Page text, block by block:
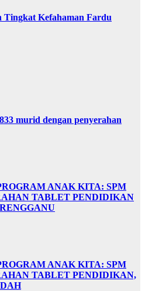
Tingkat Kefahaman Fardu
murid dengan penyerahan
ANAK KITA: SPM
TABLET PENDIDIKAN
ANAK KITA: SPM
TABLET PENDIDIKAN,